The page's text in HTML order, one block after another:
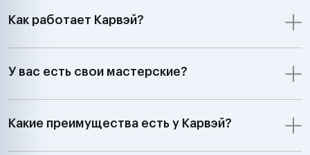
Как работает Карвэй?
У вас есть свои мастерские?
Какие преимущества есть у Карвэй?